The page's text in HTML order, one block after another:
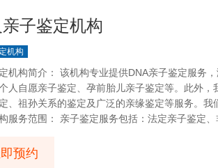
子鉴定机构
机构
机构简介： 该机构专业提供DNA亲子鉴定服务
人自愿亲子鉴定、孕前胎儿亲子鉴定等。此外
、祖孙关系的鉴定及广泛的亲缘鉴定等服务。
服务范围： 亲子鉴定服务包括：法定亲子鉴定
预约